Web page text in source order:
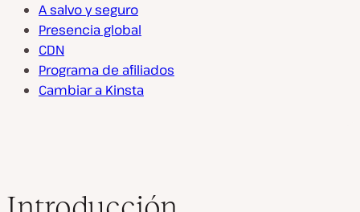
A salvo y seguro
Presencia global
CDN
Programa de afiliados
Cambiar a Kinsta